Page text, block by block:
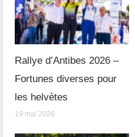
Rallye d’Antibes 2026 –
Fortunes diverses pour
les helvètes
19 mai 2026